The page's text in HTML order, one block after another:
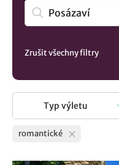
Zrušit všechny filtry
Typ výletu
romantické